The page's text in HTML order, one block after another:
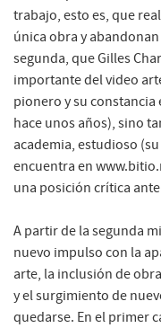
trabajo, esto es, que
única obra y
segunda, que Gilles
importante del video
pionero y su
hace unos años), sino
academia, estudioso
encuentra en
una posición crítica
A partir de la segunda
nuevo impulso con la
arte, la inclusión de
y el surgimiento de
quedarse. En el primer